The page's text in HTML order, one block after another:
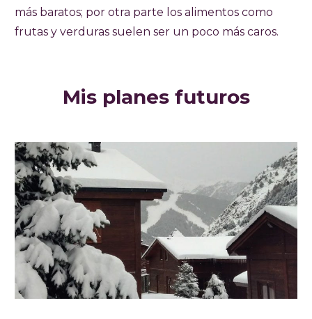
más baratos; por otra parte los alimentos como
frutas y verduras suelen ser un poco más caros.
Mis planes futuros